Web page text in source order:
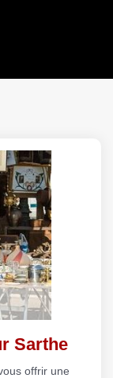
Sarthe
offrir une